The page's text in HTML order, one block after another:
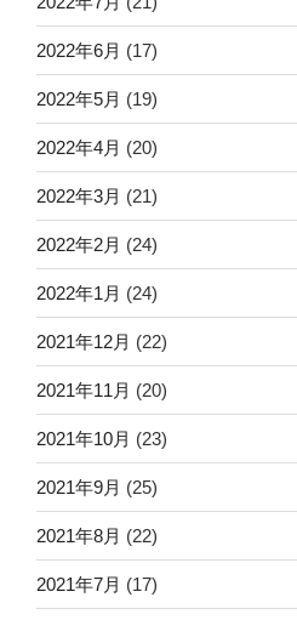
2022年6月 (17)
2022年5月 (19)
2022年4月 (20)
2022年3月 (21)
2022年2月 (24)
2022年1月 (24)
2021年12月 (22)
2021年11月 (20)
2021年10月 (23)
2021年9月 (25)
2021年8月 (22)
2021年7月 (17)